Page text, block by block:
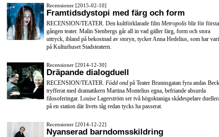
Recensioner [2015-02-10]
Framtidsdystopi med färg och form
RECENSION/TEATER. Den kultförklarade film Metropolis blir för första
gången teater. Malin Stenbergs går all in vad gäller färg, form och stora
uttryck, ibland på bekostnad av storyn, tycker Anna Hedelius, som har
på Kulturhuset Stadsteatern.
Recensioner [2014-12-30]
Dräpande dialogduell
RECENSION/TEATER. Född ond på Teater Brunnsgatan fyra andas
tryfferat med dramatikern Martina Montelius egna, befriande absurda
filosoferingar. Louise Lagerström ser två högoktaniga skådespelare
på en station där livets tåg redan tycks ha passerat.
Recensioner [2014-12-22]
Nyanserad barndomsskildring